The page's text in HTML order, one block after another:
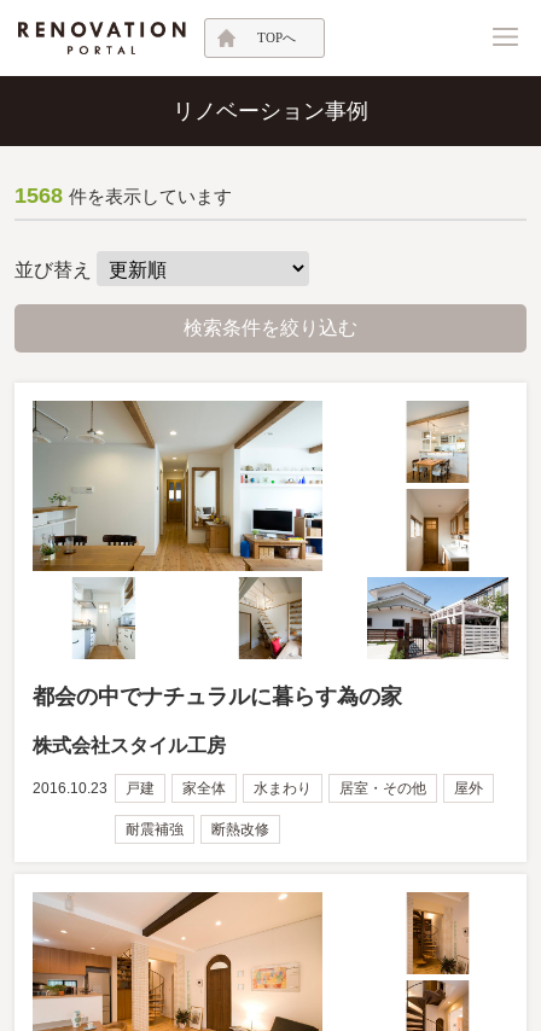
TOPへ
リノベーション事例
1568 件を表示しています
並び替え
検索条件を絞り込む
都会の中でナチュラルに暮らす為の家
株式会社スタイル工房
2016.10.23 戸建 家全体 水まわり 居室・その他 屋外
耐震補強 断熱改修